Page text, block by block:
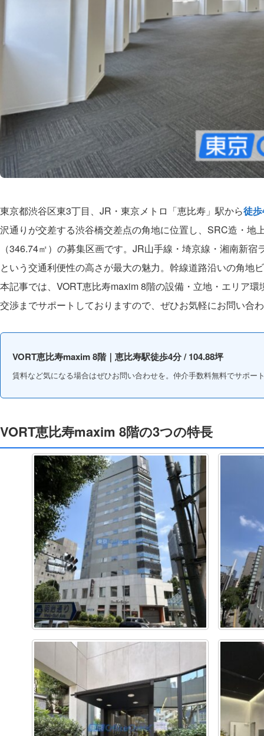
東京都渋谷区東3丁目、JR・東京メトロ「恵比寿」駅から徒
沢通りが交差する渋谷橋交差点の角地に位置し、SRC造・
（346.74㎡）の募集区画です。JR山手線・埼京線・湘南新
という交通利便性の高さが最大の魅力。幹線道路沿いの角地
本記事では、VORT恵比寿maxim 8階の設備・立地・エリア
交渉までサポートしておりますので、ぜひお気軽にお問い合
VORT恵比寿maxim 8階｜恵比寿駅徒歩4分 / 104.88坪
賃料など気になる場合はぜひお問い合わせを。仲介手数料無料でサポー
VORT恵比寿maxim 8階の3つの特長